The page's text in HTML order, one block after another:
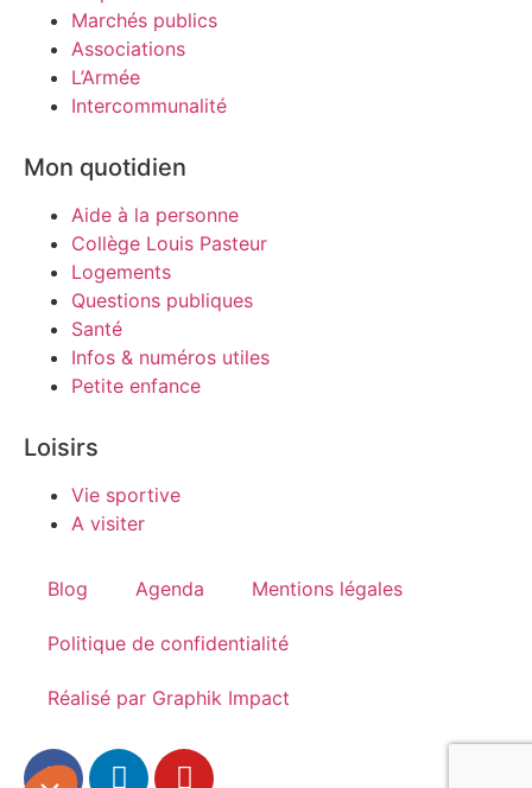
Marchés publics
Associations
L’Armée
Intercommunalité
Mon quotidien
Aide à la personne
Collège Louis Pasteur
Logements
Questions publiques
Santé
Infos & numéros utiles
Petite enfance
Loisirs
Vie sportive
A visiter
Blog Agenda Mentions légales
Politique de confidentialité
Réalisé par Graphik Impact